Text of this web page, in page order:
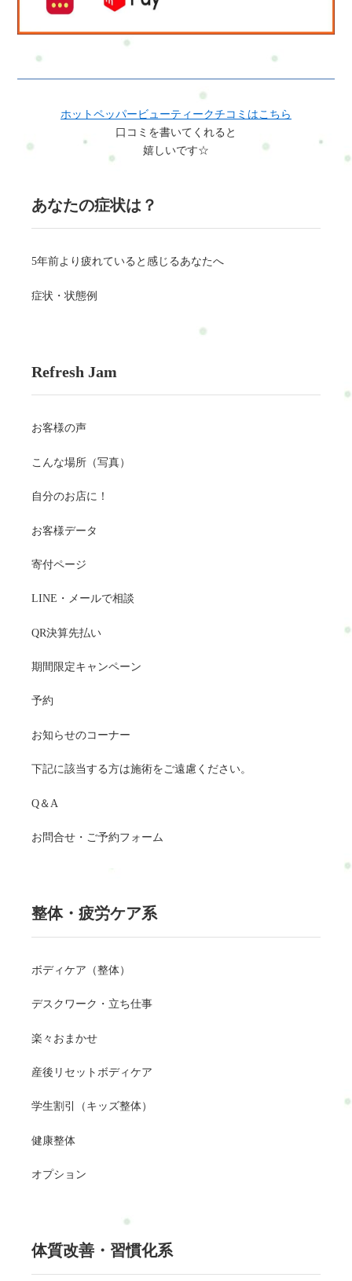
ホットペッパービューティークチコミはこちら
口コミを書いてくれると
嬉しいです☆
あなたの症状は？
5年前より疲れていると感じるあなたへ
症状・状態例
Refresh Jam
お客様の声
こんな場所（写真）
自分のお店に！
お客様データ
寄付ページ
LINE・メールで相談
QR決算先払い
期間限定キャンペーン
予約
お知らせのコーナー
下記に該当する方は施術をご遠慮ください。
Q＆A
お問合せ・ご予約フォーム
整体・疲労ケア系
ボディケア（整体）
デスクワーク・立ち仕事
楽々おまかせ
産後リセットボディケア
学生割引（キッズ整体）
健康整体
オプション
体質改善・習慣化系